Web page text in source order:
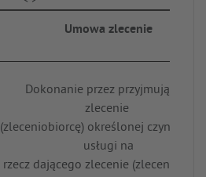
Umowa zlecenie
Dokonanie przez przyjmującego
zlecenie
(zleceniobiorcę) określonej czynności
usługi na
rzecz dającego zlecenie